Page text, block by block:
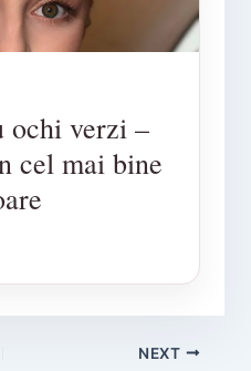
ochi verzi –
cel mai bine
NEXT